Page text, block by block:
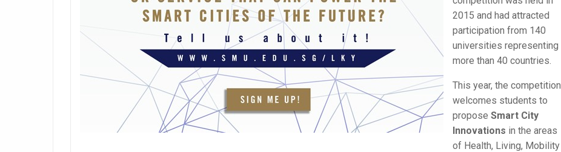
2015 and had attracted
participation from 140
universities representing
more than 40 countries.
This year, the competition
welcomes students to
propose Smart City
Innovations in the areas
of Health, Living, Mobility